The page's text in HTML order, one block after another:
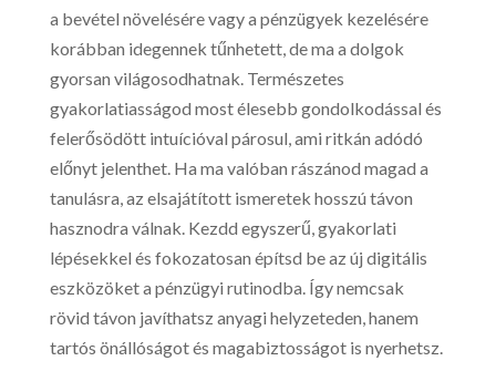
a bevétel növelésére vagy a pénzügyek kezelésére
korábban idegennek tűnhetett, de ma a dolgok
gyorsan világosodhatnak. Természetes
gyakorlatiasságod most élesebb gondolkodással és
felerősödött intuícióval párosul, ami ritkán adódó
előnyt jelenthet. Ha ma valóban rászánod magad a
tanulásra, az elsajátított ismeretek hosszú távon
hasznodra válnak. Kezdd egyszerű, gyakorlati
lépésekkel és fokozatosan építsd be az új digitális
eszközöket a pénzügyi rutinodba. Így nemcsak
rövid távon javíthatsz anyagi helyzeteden, hanem
tartós önállóságot és magabiztosságot is nyerhetsz.